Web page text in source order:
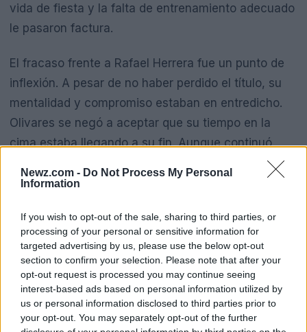
Newz.com - Do Not Process My Personal
Information
If you wish to opt-out of the sale, sharing to third parties, or
processing of your personal or sensitive information for
targeted advertising by us, please use the below opt-out
section to confirm your selection. Please note that after your
opt-out request is processed you may continue seeing
interest-based ads based on personal information utilized by
us or personal information disclosed to third parties prior to
your opt-out. You may separately opt-out of the further
vida de fiesta y la falta de entrenamiento adecuado
le pasaron factura.
El fracaso frente a Rafael Herrera fue un punto de
inflexión. A pesar de no haber perdido el título, su
mentalidad y compromiso estaban en entredicho.
Olivares se negó a aceptar que su tiempo en la
cima estaba llegando a su fin. Aunque continuó
luchando y ganando títulos, la sombra de su estilo
de vida comenzó a afectar su desempeño en el
autodestrucción?
La historia de Olivares es un recordatorio de que el
éxito puede llevar a la complacencia. Muchos